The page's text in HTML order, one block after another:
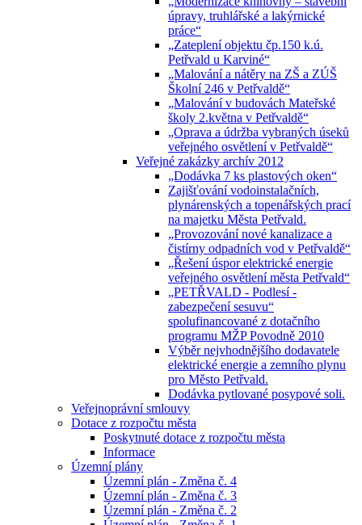
úpravy, truhlářské a lakýrnické
práce“
„Zateplení objektu čp.150 k.ú.
Petřvald u Karviné“
„Malování a nátěry na ZŠ a ZÚŠ
Školní 246 v Petřvaldě“
„Malování v budovách Mateřské
školy 2.května v Petřvaldě“
„Oprava a údržba vybraných úseků
veřejného osvětlení v Petřvaldě“
Veřejné zakázky archív 2012
„Dodávka 7 ks plastových oken“
Zajišťování vodoinstalačních,
plynárenských a topenářských prací
na majetku Města Petřvald.
„Provozování nové kanalizace a
čistírny odpadních vod v Petřvaldě“
„Řešení úspor elektrické energie
veřejného osvětlení města Petřvald“
„PETŘVALD - Podlesí -
zabezpečení sesuvu“
spolufinancované z dotačního
programu MŽP Povodně 2010
Výběr nejvhodnějšího dodavatele
elektrické energie a zemního plynu
pro Město Petřvald.
Dodávka pytlované posypové soli.
Veřejnoprávní smlouvy
Dotace z rozpočtu města
Poskytnuté dotace z rozpočtu města
Informace
Územní plány
Územní plán - Změna č. 4
Územní plán - Změna č. 3
Územní plán - Změna č. 2